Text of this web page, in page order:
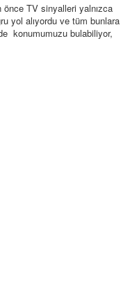
TV sinyalleri yalnızca
yol alıyordu ve tüm bunlara
konumumuzu bulabiliyor,